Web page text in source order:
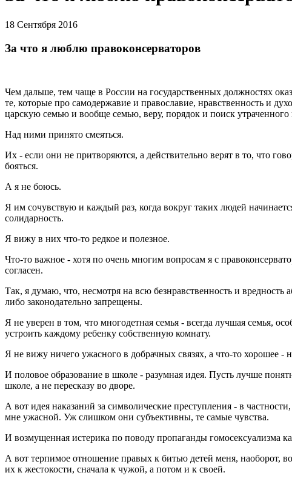
18 Сентября 2016
За что я люблю правоконсерваторов
Чем дальше, тем чаще в России на государственных должностях
те, которые про самодержавие и православие, нравственность и
царскую семью и вообще семью, веру, порядок и поиск утраченного
Над ними принято смеяться.
Их - если они не притворяются, а действительно верят в то, что
бояться.
А я не боюсь.
Я им сочувствую и каждый раз, когда вокруг таких людей
солидарность.
Я вижу в них что-то редкое и полезное.
Что-то важное - хотя по очень многим вопросам я с
согласен.
Так, я думаю, что, несмотря на всю безнравственность и
либо законодательно запрещены.
Я не уверен в том, что многодетная семья - всегда лучшая семья,
устроить каждому ребенку собственную комнату.
Я не вижу ничего ужасного в добрачных связях, а что-то хорошее -
И половое образование в школе - разумная идея. Пусть лучше
школе, а не пересказу во дворе.
А вот идея наказаний за символические преступления - в
мне ужасной. Уж слишком они субъективны, те самые чувства.
И возмущенная истерика по поводу пропаганды гомосексуализма
А вот терпимое отношение правых к битью детей меня, наоборот,
их к жестокости, сначала к чужой, а потом и к своей.